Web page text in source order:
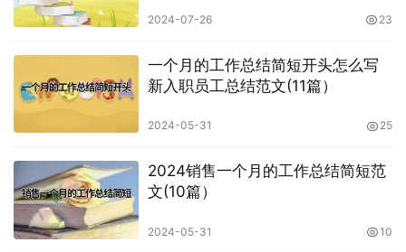
2024-07-26 23
一个月的工作总结简短开头怎么写
新入职员工总结范文(11篇）
2024-05-31 25
2024销售一个月的工作总结简短范
文(10篇）
2024-05-31 10